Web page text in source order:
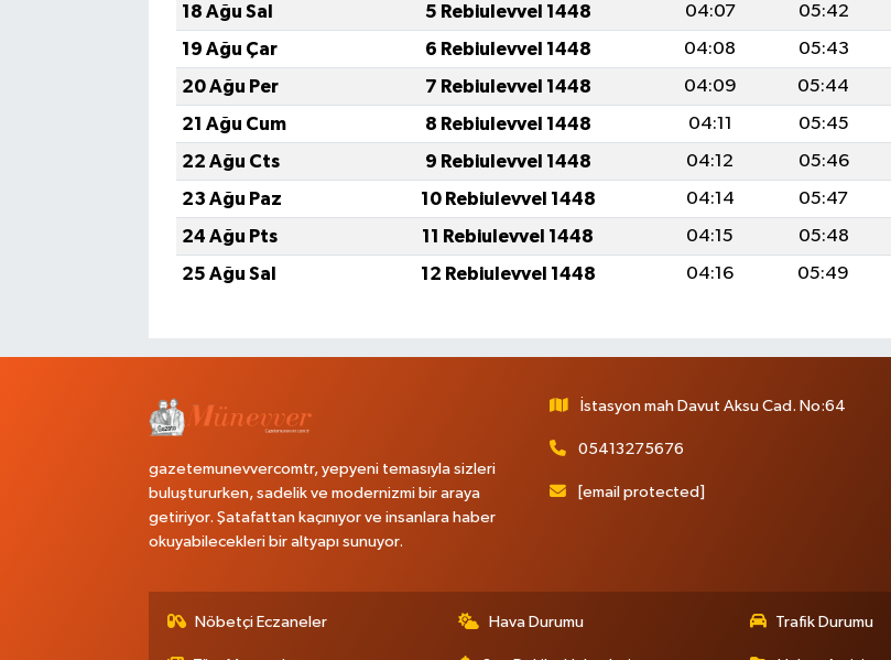
18 Ağu Sal
5 Rebiulevvel 1448 04:07 05:42
19 Ağu Çar
6 Rebiulevvel 1448 04:08 05:43
20 Ağu Per
7 Rebiulevvel 1448 04:09 05:44
21 Ağu Cum
8 Rebiulevvel 1448 04:11 05:45
22 Ağu Cts
9 Rebiulevvel 1448 04:12 05:46
23 Ağu Paz
10 Rebiulevvel 1448 04:14 05:47
24 Ağu Pts
11 Rebiulevvel 1448 04:15 05:48
25 Ağu Sal
12 Rebiulevvel 1448 04:16 05:49
gazetemunevvercomtr, yepyeni temasıyla sizleri
buluştururken, sadelik ve modernizmi bir araya
getiriyor. Şatafattan kaçınıyor ve insanlara haber
okuyabilecekleri bir altyapı sunuyor.
İstasyon mah Davut Aksu Cad. No:64
05413275676
[email protected]
Nöbetçi Eczaneler Hava Durumu Trafik Durumu